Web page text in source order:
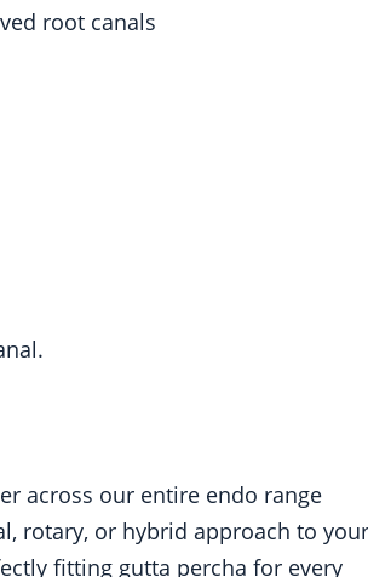
root canals
across our entire endo range
rotary, or hybrid approach to your
fitting gutta percha for every